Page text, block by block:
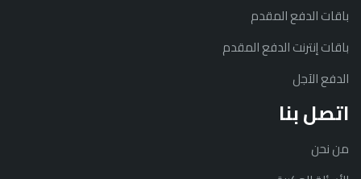
باقات الدفع المقدم
باقات إنترنت الدفع المقدم
الدفع الآجل
اتصل بنا
من نحن